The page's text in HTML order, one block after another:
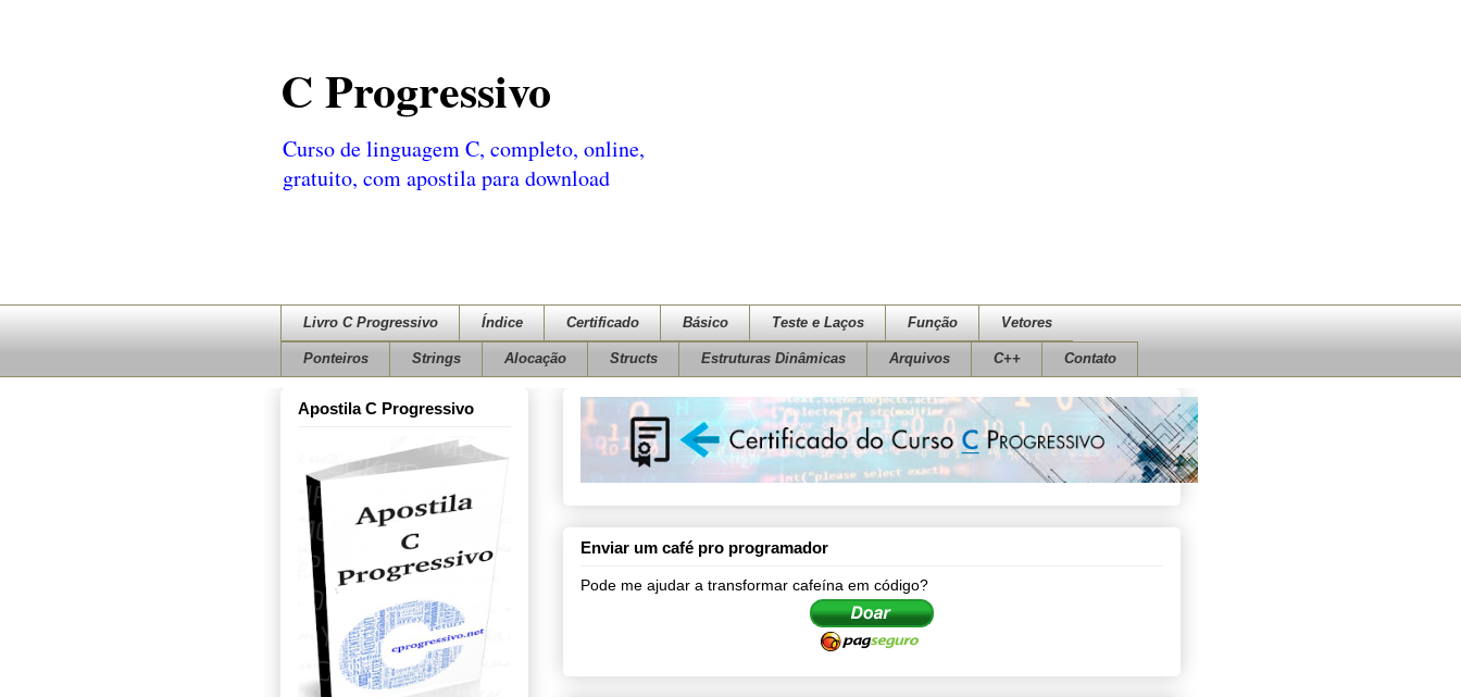
C Progressivo
Curso de linguagem C, completo, online,
gratuito, com apostila para download
Livro C Progressivo Índice Certificado Básico Teste e Laços Função Vetores
Ponteiros Strings Alocação Structs Estruturas Dinâmicas Arquivos C++ Contato
Enviar um café pro programador
Pode me ajudar a transformar cafeína em código?
Apostila C Progressivo